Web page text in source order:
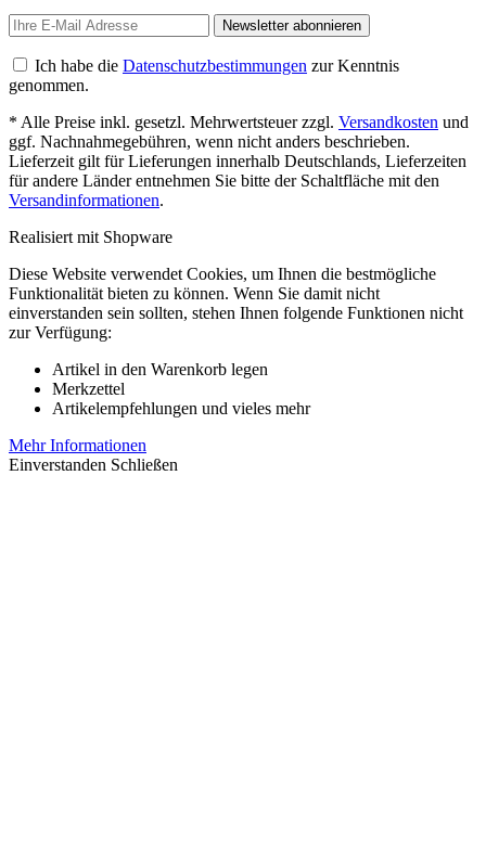
Newsletter abonnieren
Ich habe die Datenschutzbestimmungen zur Kenntnis
genommen.
* Alle Preise inkl. gesetzl. Mehrwertsteuer zzgl. Versandkosten und
ggf. Nachnahmegebühren, wenn nicht anders beschrieben.
Lieferzeit gilt für Lieferungen innerhalb Deutschlands, Lieferzeiten
für andere Länder entnehmen Sie bitte der Schaltfläche mit den
Versandinformationen.
Realisiert mit Shopware
Diese Website verwendet Cookies, um Ihnen die bestmögliche
Funktionalität bieten zu können. Wenn Sie damit nicht
einverstanden sein sollten, stehen Ihnen folgende Funktionen nicht
zur Verfügung:
Artikel in den Warenkorb legen
Merkzettel
Artikelempfehlungen und vieles mehr
Mehr Informationen
Einverstanden Schließen